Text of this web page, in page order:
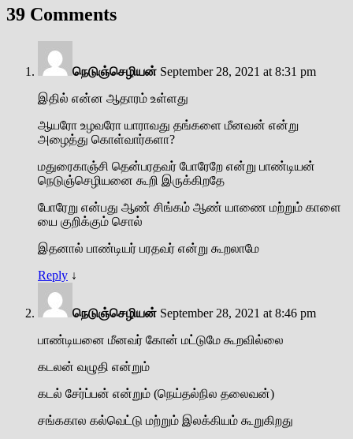
39 Comments
நெடுஞ்செழியன் September 28, 2021 at 8:31 pm
இதில் என்ன ஆதாரம் உள்ளது
ஆயரோ உழவரோ யாராவது தங்களை மீனவன் என்று
அழைத்து கொள்வார்களா?
மதுரைகாஞ்சி தென்பரதவர் போரேறே என்று பாண்டியன்
நெடுஞ்செழியனை கூறி இருக்கிறதே
போரேறு என்பது ஆண் சிங்கம் ஆண் யாணை மற்றும் காளை
யை குறிக்கும் சொல்
இதனால் பாண்டியர் பரதவர் என்று கூறலாமே
Reply ↓
நெடுஞ்செழியன் September 28, 2021 at 8:46 pm
பாண்டியனை மீனவர் கோன் மட்டுமே கூறவில்லை
கடலன் வழுதி என்றும்
கடல் சேர்ப்பன் என்றும் (நெய்தல்நில தலைவன்)
சங்ககால கல்வெட்டு மற்றும் இலக்கியம் கூறுகிறது